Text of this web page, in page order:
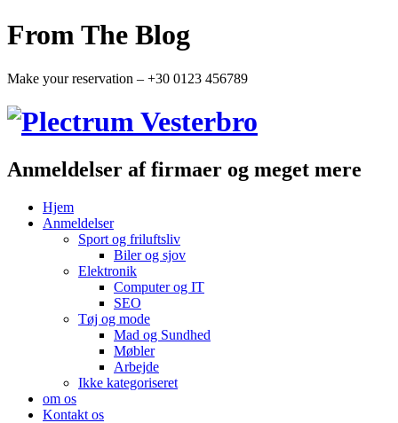
From The Blog
Make your reservation – +30 0123 456789
Anmeldelser af firmaer og meget mere
Hjem
Anmeldelser
Sport og friluftsliv
Biler og sjov
Elektronik
Computer og IT
SEO
Tøj og mode
Mad og Sundhed
Møbler
Arbejde
Ikke kategoriseret
om os
Kontakt os